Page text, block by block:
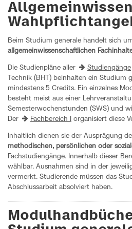
Beim Studium generale handelt sich
allgemeinwissenschaftlichen
Die Studienpläne aller Studiengänge
Technik (BHT) beinhalten ein Studium
mindestens 5 Credits. Ein einzelnes
besteht meist aus einer
Semesterwochenstunden (SWS) und
Der
Fachbereich I organisiert diese
Inhaltlich dienen sie der Ausprägung
methodischen, persönlichen oder
Fachstudiengänge. Innerhalb dieser
wählbar. Ausnahmen sind in der
vermerkt. Studierende müssen das
Abschlussarbeit absolviert haben.